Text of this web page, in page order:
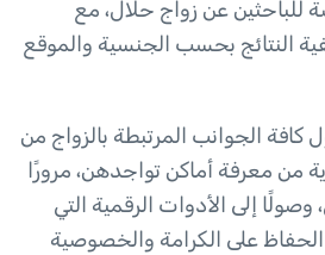
للباحثين عن زواج حلال، مع
النتائج بحسب الجنسية والموقع
كافة الجوانب المرتبطة بالزواج من
من معرفة أماكن تواجدهن، مرورًا
إلى الأدوات الرقمية التي
على الكرامة والخصوصية